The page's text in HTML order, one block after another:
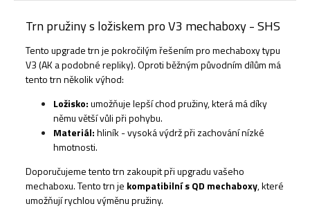
Trn pružiny s ložiskem pro V3 mechaboxy - SHS
Tento upgrade trn je pokročilým řešením pro mechaboxy typu
V3 (AK a podobné repliky). Oproti běžným původním dílům má
tento trn několik výhod:
Ložisko:umožňuje lepší chod pružiny, která má díky
němu větší vůli při pohybu.
Materiál:hliník - vysoká výdrž při zachování nízké
hmotnosti.
Doporučujeme tento trn zakoupit při upgradu vašeho
mechaboxu. Tento trn je kompatibilní s QD mechaboxy, které
umožňují rychlou výměnu pružiny.